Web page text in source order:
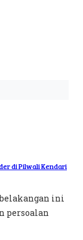
di Pilwali Kendari
ini
persoalan